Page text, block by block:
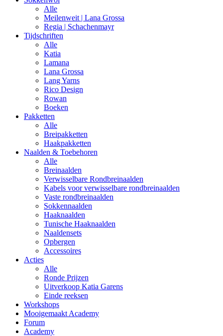
Alle
Meilenweit | Lana Grossa
Regia | Schachenmayr
Tijdschriften
Alle
Katia
Lamana
Lana Grossa
Lang Yarns
Rico Design
Rowan
Boeken
Pakketten
Alle
Breipakketten
Haakpakketten
Naalden & Toebehoren
Alle
Breinaalden
Verwisselbare Rondbreinaalden
Kabels voor verwisselbare rondbreinaalden
Vaste rondbreinaalden
Sokkennaalden
Haaknaalden
Tunische Haaknaalden
Naaldensets
Opbergen
Accessoires
Acties
Alle
Ronde Prijzen
Uitverkoop Katia Garens
Einde reeksen
Workshops
Mooigemaakt Academy
Forum
Academy